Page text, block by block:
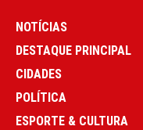
NOTÍCIAS
DESTAQUE PRINCIPAL
CIDADES
POLÍTICA
ESPORTE & CULTURA